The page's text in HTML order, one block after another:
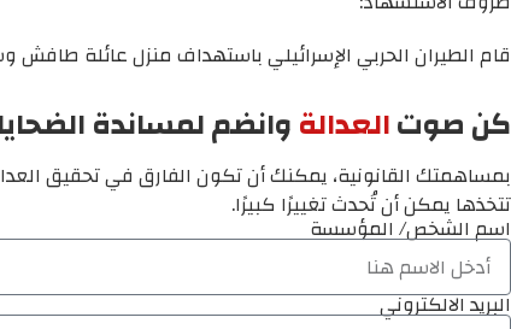
قام الطيران الحربي الإسرائيلي باستهداف منزل عائلة
كن صوتالعدالةوانضم لمساندة الضحايا
بمساهمتك القانونية، يمكنك أن تكون الفارق في تحقيق
تتخذها يمكن أن تُحدث تغييرًا كبيرًا.
اسم الشخص/ المؤسسة
البريد الالكتروني